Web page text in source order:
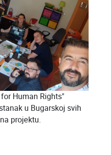
Human Rights"
u Bugarskoj svih
projektu.